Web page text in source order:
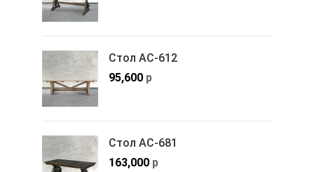
Стол АС-612
95,600 р
Стол АС-681
163,000 р